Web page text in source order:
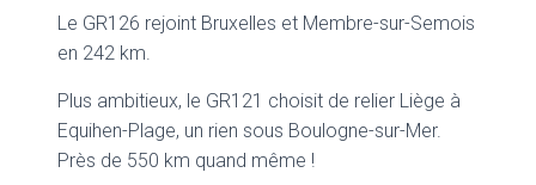
Le GR126 rejoint Bruxelles et Membre-sur-Semois
en 242 km.
Plus ambitieux, le GR121 choisit de relier Liège à
Equihen-Plage, un rien sous Boulogne-sur-Mer.
Près de 550 km quand même !